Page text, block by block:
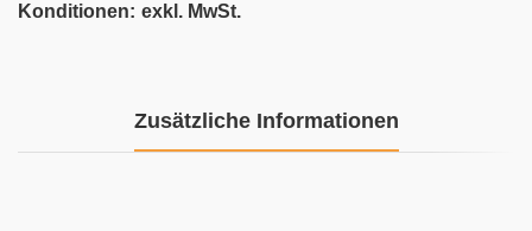
Konditionen: exkl. MwSt.
Zusätzliche Informationen